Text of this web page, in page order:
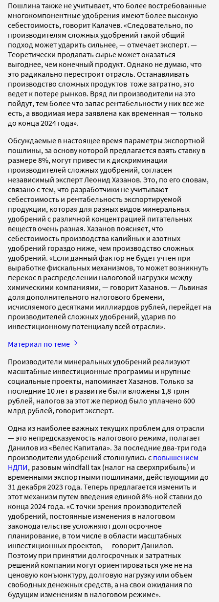
Пошлина также не учитывает, что более востребованные
многокомпонентные удобрения имеют более высокую
себестоимость, говорит Калачев. «Следовательно, по
производителям сложных удобрений такой общий
подход может ударить сильнее, — отмечает эксперт. —
Теоретически продавать сырье может оказаться
выгоднее, чем конечный продукт. Однако не думаю, что
это радикально перестроит отрасль. Останавливать
производство сложных продуктов тоже затратно, это
ведет к потере рынков. Вряд ли производители на это
пойдут, тем более что запас рентабельности у них все же
есть, а вводимая мера заявлена как временная — только
до конца 2024 года».
Обсуждаемые в настоящее время параметры экспортной
пошлины, за основу которой предлагается взять ставку в
размере 8%, могут привести к дискриминации
производителей сложных удобрений, согласен
независимый эксперт Леонид Хазанов. Это, по его словам,
связано с тем, что разработчики не учитывают
себестоимость и рентабельность экспортируемой
продукции, которая для разных видов минеральных
удобрений с различной концентрацией питательных
веществ очень разная. Хазанов поясняет, что
себестоимость производства калийных и азотных
удобрений гораздо ниже, чем производство сложных
удобрений. «Если данный фактор не будет учтен при
выработке фискальных механизмов, то может возникнуть
перекос в распределении налоговой нагрузки между
химическими компаниями, — говорит Хазанов. — Львиная
доля дополнительного налогового бремени,
исчисляемого десятками миллиардов рублей, перейдет на
производителей сложных удобрений, ударив по
инвестиционному потенциалу всей отрасли».
Материал по теме
Производители минеральных удобрений реализуют
масштабные инвестиционные программы и крупные
социальные проекты, напоминает Хазанов. Только за
последние 10 лет в развитие были вложены 1,8 трлн
рублей, налогов за этот же период было уплачено 600
млрд рублей, говорит эксперт.
Одна из наиболее важных текущих проблем для отрасли
— это непредсказуемость налогового режима, полагает
Данилов из «Велес Капитала». За последние два-три года
производители удобрений столкнулись с повышением
НДПИ, разовым windfall tax (налог на сверхприбыль) и
временными экспортными пошлинами, действующими до
31 декабря 2023 года. Теперь предлагается изменить и
этот механизм путем введения единой 8%-ной ставки до
конца 2024 года. «С точки зрения производителей
удобрений, постоянные изменения в налоговом
законодательстве усложняют долгосрочное
планирование, в том числе в области масштабных
инвестиционных проектов, — говорит Данилов. —
Поэтому при принятии долгосрочных и затратных
решений компании могут ориентироваться уже не на
ценовую конъюнктуру, долговую нагрузку или объем
свободных денежных средств, а на свои ожидания по
будущим изменениям в налоговом режиме».